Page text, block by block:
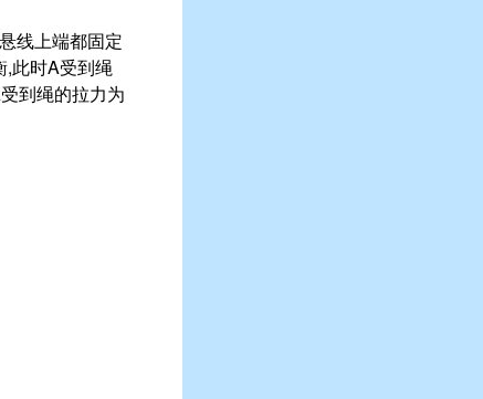
线上端都固定
,此时A受到绳
到绳的拉力为